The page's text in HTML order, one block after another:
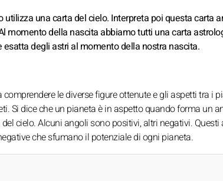
una carta del cielo. Interpreta poi questa carta
momento della nascita abbiamo tutti una carta
degli astri al momento della nostra nascita.
le diverse figure ottenute e gli aspetti tra i
Si dice che un pianeta è in aspetto quando forma un
cielo. Alcuni angoli sono positivi, altri negativi.
che sfumano il potenziale di ogni pianeta.